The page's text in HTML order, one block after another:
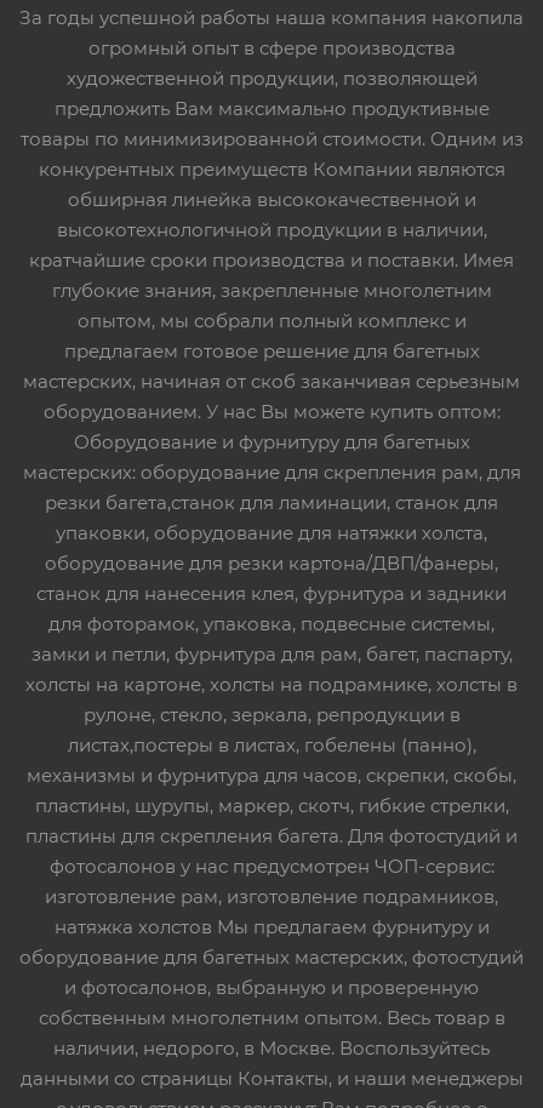
За годы успешной работы наша компания накопила
огромный опыт в сфере производства
художественной продукции, позволяющей
предложить Вам максимально продуктивные
товары по минимизированной стоимости. Одним из
конкурентных преимуществ Компании являются
обширная линейка высококачественной и
высокотехнологичной продукции в наличии,
кратчайшие сроки производства и поставки. Имея
глубокие знания, закрепленные многолетним
опытом, мы собрали полный комплекс и
предлагаем готовое решение для багетных
мастерских, начиная от скоб заканчивая серьезным
оборудованием. У нас Вы можете купить оптом:
Оборудование и фурнитуру для багетных
мастерских: оборудование для скрепления рам, для
резки багета,станок для ламинации, станок для
упаковки, оборудование для натяжки холста,
оборудование для резки картона/ДВП/фанеры,
станок для нанесения клея, фурнитура и задники
для фоторамок, упаковка, подвесные системы,
замки и петли, фурнитура для рам, багет, паспарту,
холсты на картоне, холсты на подрамнике, холсты в
рулоне, стекло, зеркала, репродукции в
листах,постеры в листах, гобелены (панно),
механизмы и фурнитура для часов, скрепки, скобы,
пластины, шурупы, маркер, скотч, гибкие стрелки,
пластины для скрепления багета. Для фотостудий и
фотосалонов у нас предусмотрен ЧОП-сервис:
изготовление рам, изготовление подрамников,
натяжка холстов Мы предлагаем фурнитуру и
оборудование для багетных мастерских, фотостудий
и фотосалонов, выбранную и проверенную
собственным многолетним опытом. Весь товар в
наличии, недорого, в Москве. Воспользуйтесь
данными со страницы Контакты, и наши менеджеры